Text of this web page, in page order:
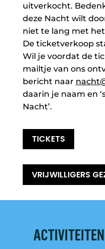
uitverkocht.
deze Nacht wilt
niet te lang met
De ticketverkoop
Wil je voordat de
mailtje van ons
bericht naar
daarin je naam en
Nacht’.
TICKETS
VRIJWILLIGERS